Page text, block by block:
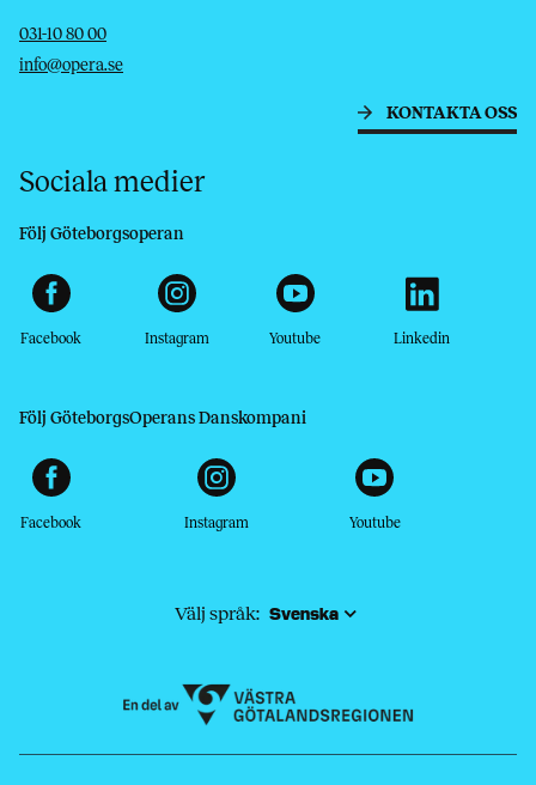
Telefon
031-10 80 00
E-post
info@opera.se
KONTAKTA OSS
Sociala medier
Följ Göteborgsoperan
Facebook Instagram Youtube Linkedin
Följ GöteborgsOperans Danskompani
Facebook Instagram Youtube
Välj språk: